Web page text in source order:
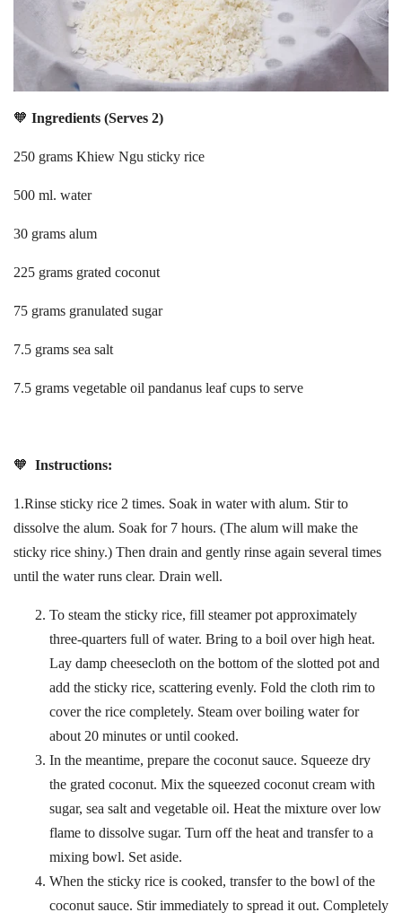
🧡 Ingredients (Serves 2)
250 grams Khiew Ngu sticky rice
500 ml. water
30 grams alum
225 grams grated coconut
75 grams granulated sugar
7.5 grams sea salt
7.5 grams vegetable oil pandanus leaf cups to serve
🧡 Instructions:
1.Rinse sticky rice 2 times. Soak in water with alum. Stir to
dissolve the alum. Soak for 7 hours. (The alum will make the
sticky rice shiny.) Then drain and gently rinse again several times
until the water runs clear. Drain well.
To steam the sticky rice, fill steamer pot approximately
three-quarters full of water. Bring to a boil over high heat.
Lay damp cheesecloth on the bottom of the slotted pot and
add the sticky rice, scattering evenly. Fold the cloth rim to
cover the rice completely. Steam over boiling water for
about 20 minutes or until cooked.
In the meantime, prepare the coconut sauce. Squeeze dry
the grated coconut. Mix the squeezed coconut cream with
sugar, sea salt and vegetable oil. Heat the mixture over low
flame to dissolve sugar. Turn off the heat and transfer to a
mixing bowl. Set aside.
When the sticky rice is cooked, transfer to the bowl of the
coconut sauce. Stir immediately to spread it out. Completely